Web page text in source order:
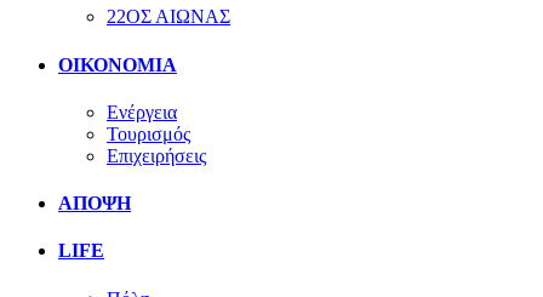
22ΟΣ ΑΙΩΝΑΣ
ΟΙΚΟΝΟΜΙΑ
Ενέργεια
Τουρισμός
Επιχειρήσεις
ΑΠΟΨΗ
LIFE